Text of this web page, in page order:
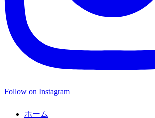
Follow on Instagram
ホーム